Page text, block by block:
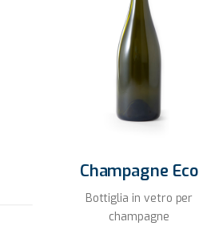
Champagne Eco
Bottiglia in vetro per
champagne